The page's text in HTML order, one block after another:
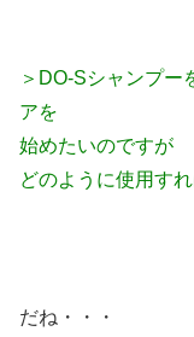
＞DO-Sシャンプー
アを
始めたいのですが
どのように使用す
だね・・・